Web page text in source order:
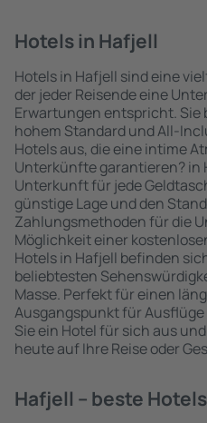
Hotels in Hafjell
Hotels in Hafjell sind eine
der jeder Reisende eine
Erwartungen entspricht. Sie
hohem Standard und All-
Hotels aus, die eine intime
Unterkünfte garantieren? in
Unterkunft für jede
günstige Lage und den
Zahlungsmethoden für die
Möglichkeit einer
Hotels in Hafjell befinden
beliebtesten
Masse. Perfekt für einen
Ausgangspunkt für
Sie ein Hotel für sich aus
heute auf Ihre Reise oder
Hafjell – beste Hotels